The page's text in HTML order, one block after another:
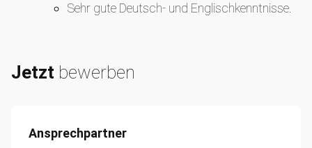
Sehr gute Deutsch- und Englischkenntnisse.
Jetzt bewerben
Ansprechpartner